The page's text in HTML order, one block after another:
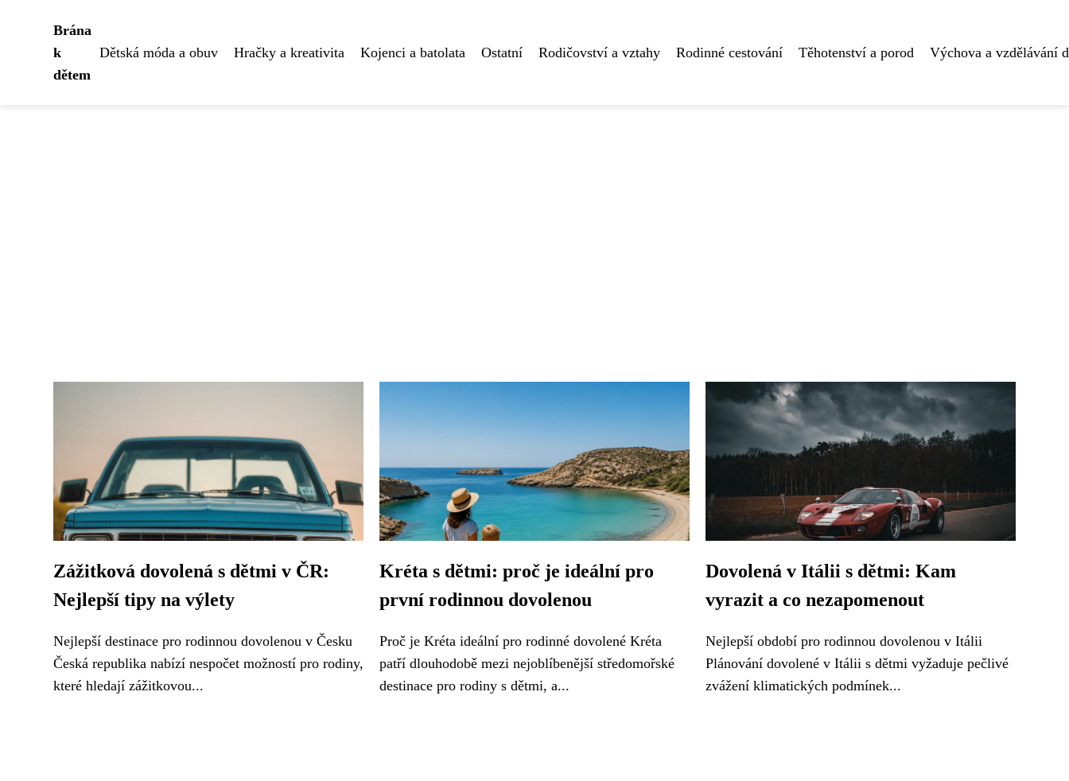
Brána
k
dětem
Dětská móda a obuv Hračky a kreativita Kojenci a batolata Ostatní Rodičovství a vztahy Rodinné cestování Těhotenství a porod Výchova a vzdělávání
Zážitková dovolená s dětmi v ČR:
Nejlepší tipy na výlety
Nejlepší destinace pro rodinnou dovolenou v Česku
Česká republika nabízí nespočet možností pro rodiny,
které hledají zážitkovou...
Kréta s dětmi: proč je ideální pro
první rodinnou dovolenou
Proč je Kréta ideální pro rodinné dovolené Kréta
patří dlouhodobě mezi nejoblíbenější středomořské
destinace pro rodiny s dětmi, a...
Dovolená v Itálii s dětmi: Kam
vyrazit a co nezapomenout
Nejlepší období pro rodinnou dovolenou v Itálii
Plánování dovolené v Itálii s dětmi vyžaduje pečlivé
zvážení klimatických podmínek...